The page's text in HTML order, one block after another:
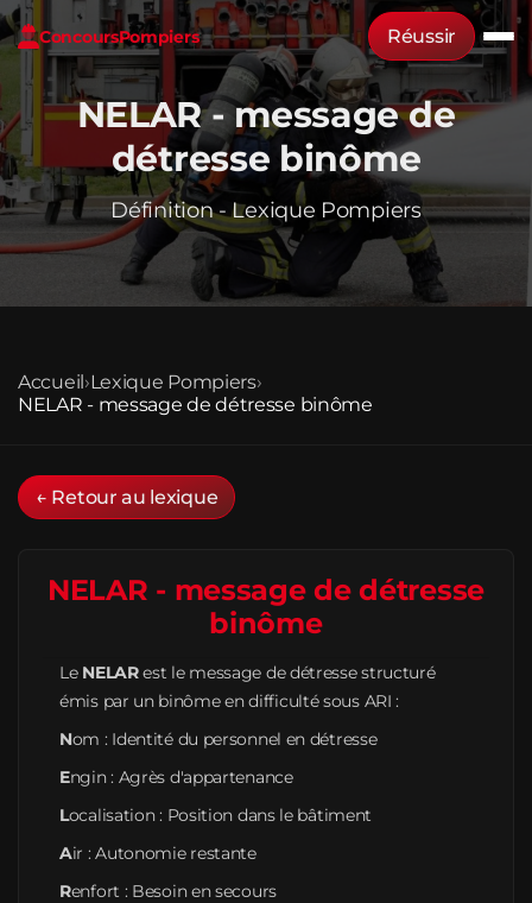
ConcoursPompiers Réussir
NELAR - message de
détresse binôme
Définition - Lexique Pompiers
Accueil›Lexique Pompiers›
NELAR - message de détresse binôme
← Retour au lexique
NELAR - message de détresse
binôme
Le NELARest le message de détresse structuré
émis par un binôme en difficulté sous ARI :
Nom : Identité du personnel en détresse
Engin : Agrès d'appartenance
Localisation : Position dans le bâtiment
Air : Autonomie restante
Renfort : Besoin en secours